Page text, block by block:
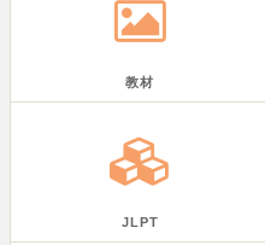
教材
JLPT